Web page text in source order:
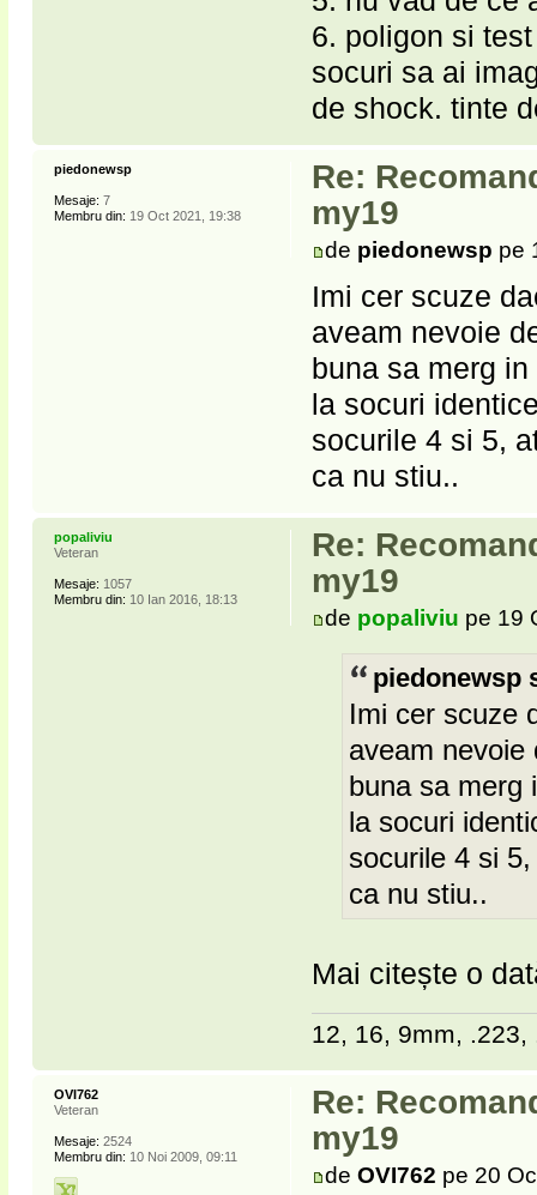
6. poligon si
socuri sa ai
de shock. tinte
Re:
my19
de piedonewsp pe
Imi cer scuze
aveam nevoie
buna sa merg
la socuri
socurile 4 si 5,
ca nu stiu..
piedonewsp
Mesaje: 7
Membru din: 19 Oct 2021, 19:38
Re:
my19
de popaliviu pe 19
piedonewsp
Imi cer scuze
aveam
buna sa merg
la socuri
socurile 4 si
ca nu stiu..
Mai citește o
12, 16, 9mm, .223,
popaliviu
Veteran
Mesaje: 1057
Membru din: 10 Ian 2016, 18:13
Re:
my19
deOVI762 pe 20
OVI762
Veteran
Mesaje: 2524
Membru din: 10 Noi 2009, 09:11